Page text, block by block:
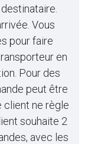
Vous
pour faire
en
Pour des
peut être
client ne règle
souhaite 2
avec les